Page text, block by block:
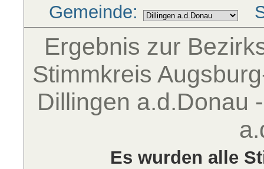
Gemeinde:
Ergebnis zur
Stimmkreis
Dillingen a.d.Donau
Es wurden alle